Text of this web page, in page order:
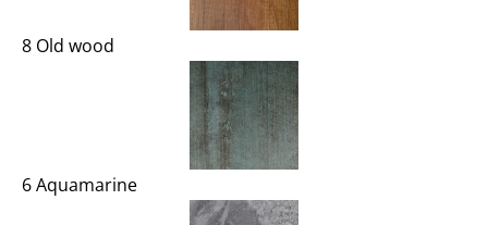
8 Old wood
6 Aquamarine